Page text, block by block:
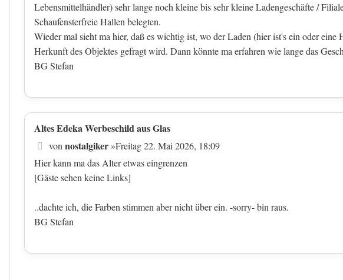
Lebensmittelhändler) sehr lange noch kleine bis sehr kleine Ladengeschäfte /
Schaufensterfreie Hallen belegten.
Wieder mal sieht ma hier, daß es wichtig ist, wo der Laden (hier ist's ein oder
Herkunft des Objektes gefragt wird. Dann könnte ma erfahren wie lange das
BG Stefan
Altes Edeka Werbeschild aus Glas
Beitrag
vonnostalgiker»Freitag 22. Mai 2026, 18:09
Hier kann ma das Alter etwas eingrenzen
[Gäste sehen keine Links]
..dachte ich, die Farben stimmen aber nicht über ein. -sorry- bin raus.
BG Stefan